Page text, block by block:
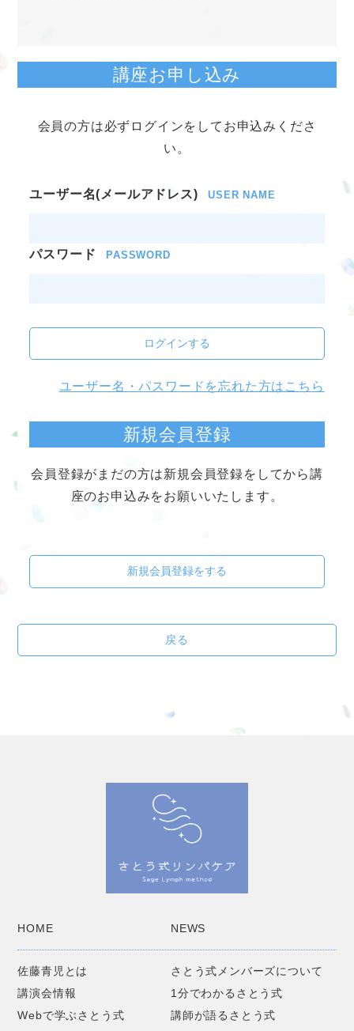
講座お申し込み
会員の方は必ずログインをしてお申込みくださ
い。
ユーザー名(メールアドレス) USER NAME
パスワード PASSWORD
ログインする
ユーザー名・パスワードを忘れた方はこちら
新規会員登録
会員登録がまだの方は新規会員登録をしてから講
座のお申込みをお願いいたします。
新規会員登録をする
戻る
HOME NEWS
佐藤青児とは
さとう式メンバーズについて
講演会情報
1分でわかるさとう式
Webで学ぶさとう式
講師が語るさとう式